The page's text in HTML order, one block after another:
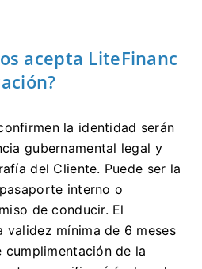
acepta LiteFinanc
la identidad serán
gubernamental legal y
del Cliente. Puede ser la
interno o
de conducir. El
validez mínima de 6 meses
de la